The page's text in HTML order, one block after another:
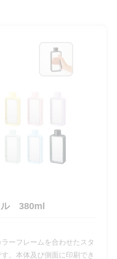
ル 380ml
ーフレームを合わせたスタ
。本体及び側面に印刷でき